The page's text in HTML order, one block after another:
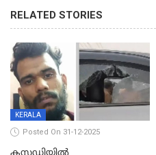
RELATED STORIES
KERALA
Posted On 31-12-2025